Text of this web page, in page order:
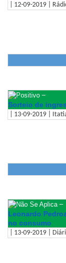
| 12-09-2019 |
–
Sorteio de
| 13-09-2019 |
–
Leonardo
no consumo
| 13-09-2019 |